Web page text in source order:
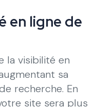
en ligne de
la visibilité en
sa
recherche. En
site sera plus